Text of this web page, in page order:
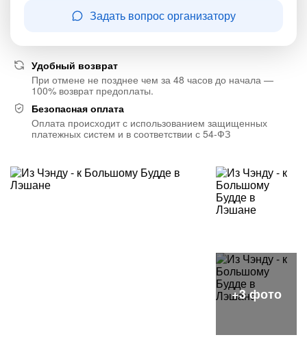
Задать вопрос организатору
Удобный возврат
При отмене не позднее чем за 48 часов до начала —
100% возврат предоплаты.
Безопасная оплата
Оплата происходит с использованием защищенных
платежных систем и в соответствии с 54-ФЗ